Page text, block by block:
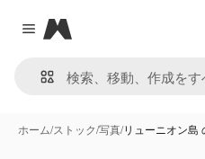
Close menu
Magnific
ホーム/ストック/写真/リューニオン島